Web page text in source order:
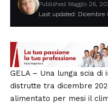
Last updated: Dicembre
Published Maggio 26,
GELA – Una lunga scia di
distrutte tra dicembre
alimentato per mesi il